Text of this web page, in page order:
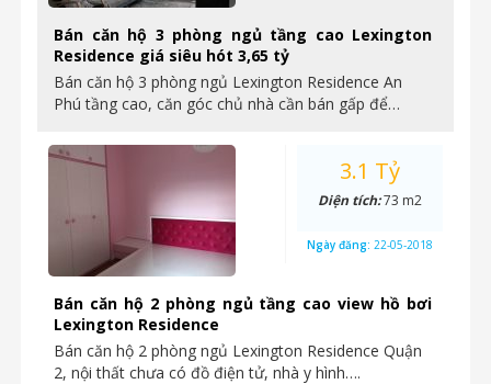
Bán căn hộ 3 phòng ngủ tầng cao Lexington
Residence giá siêu hót 3,65 tỷ
Bán căn hộ 3 phòng ngủ Lexington Residence An
Phú tầng cao, căn góc chủ nhà cần bán gấp để…
Bán căn hộ 2 phòng ngủ tầng cao view hồ bơi
Lexington Residence
Bán căn hộ 2 phòng ngủ Lexington Residence Quận
2, nội thất chưa có đồ điện tử, nhà y hình….
3.1 Tỷ
Diện tích:73 m2
Ngày đăng: 22-05-2018